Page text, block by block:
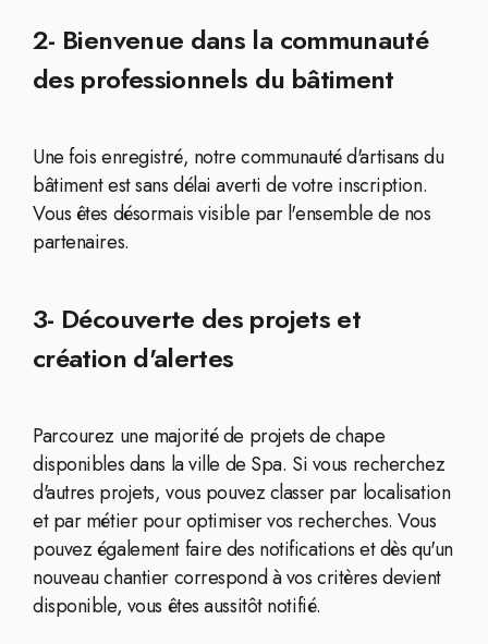
2- Bienvenue dans la communauté
des professionnels du bâtiment
Une fois enregistré, notre communauté d'artisans du
bâtiment est sans délai averti de votre inscription.
Vous êtes désormais visible par l'ensemble de nos
partenaires.
3- Découverte des projets et
création d'alertes
Parcourez une majorité de projets de chape
disponibles dans la ville de Spa. Si vous recherchez
d'autres projets, vous pouvez classer par localisation
et par métier pour optimiser vos recherches. Vous
pouvez également faire des notifications et dès qu'un
nouveau chantier correspond à vos critères devient
disponible, vous êtes aussitôt notifié.